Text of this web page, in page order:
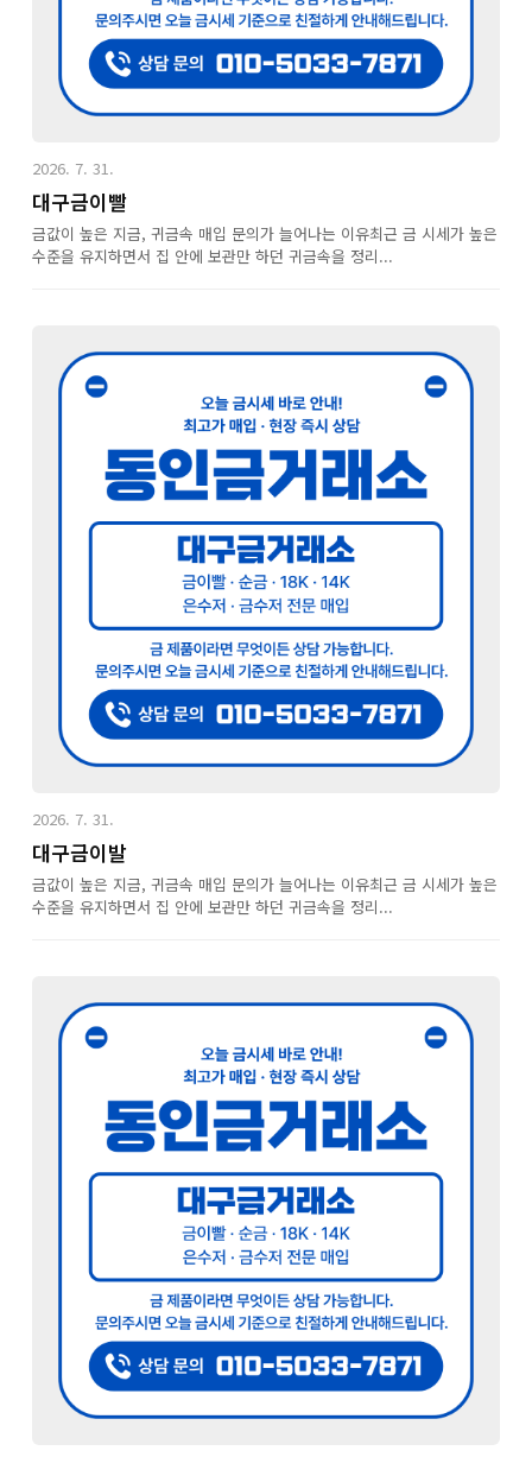
2026. 7. 31.
대구금이빨
금값이 높은 지금, 귀금속 매입 문의가 늘어나는 이유최근 금 시세가 높은
수준을 유지하면서 집 안에 보관만 하던 귀금속을 정리...
2026. 7. 31.
대구금이발
금값이 높은 지금, 귀금속 매입 문의가 늘어나는 이유최근 금 시세가 높은
수준을 유지하면서 집 안에 보관만 하던 귀금속을 정리...